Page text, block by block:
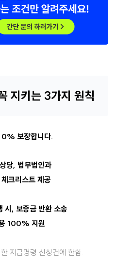
지키는 3가지 원칙
보장합니다.
당, 법무법인과
크리스트 제공
시, 보증금 반환 소송
100% 지원
지급명령 신청건에 한함.